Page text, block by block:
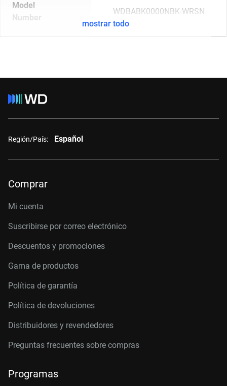
Model
Number
WDBABK0000NBK-WRSN
mostrar todo
Región/País: Español
Comprar
Mi cuenta
Suscribirse por correo electrónico
Descuentos y promociones
Gama de productos
Política de garantía
Política de devoluciones
Distribuidores y revendedores
Preguntas frecuentes sobre compras
Programas